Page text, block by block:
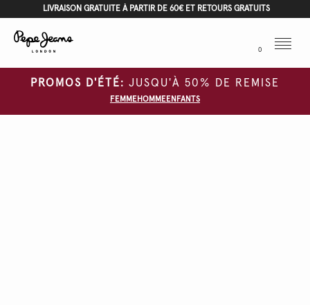
LIVRAISON GRATUITE À PARTIR DE 60€ ET RETOURS GRATUITS
0
Menu
PROMOS D'ÉTÉ: JUSQU'À 50% DE REMISE
FEMMEHOMMEENFANTS